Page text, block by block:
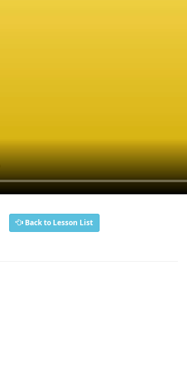
Back to Lesson List